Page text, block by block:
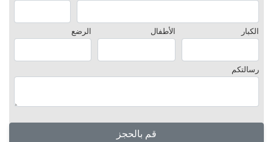
الكبار الأطفال الرضع
رسالتكم
قم بالحجز